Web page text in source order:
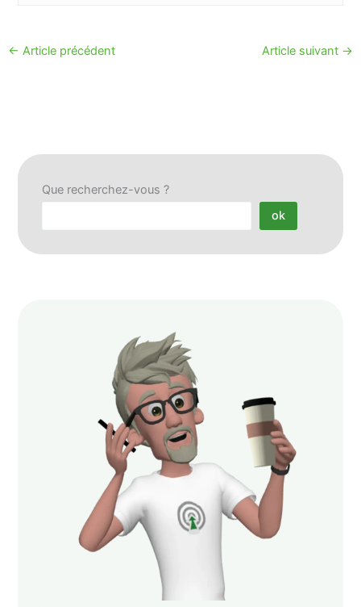
← Article précédent Article suivant →
Que recherchez-vous ?
ok